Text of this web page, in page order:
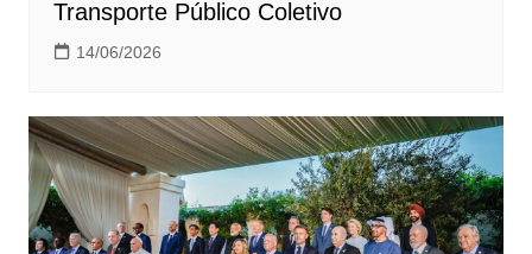
Transporte Público Coletivo
14/06/2026